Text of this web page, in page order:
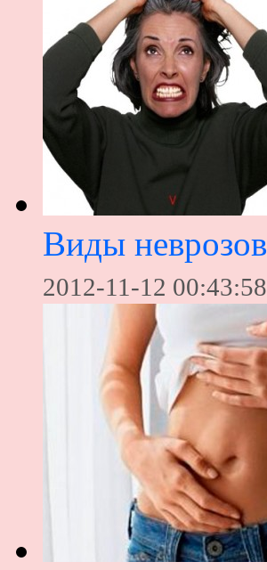
Виды неврозов
2012-11-12 00:43:58